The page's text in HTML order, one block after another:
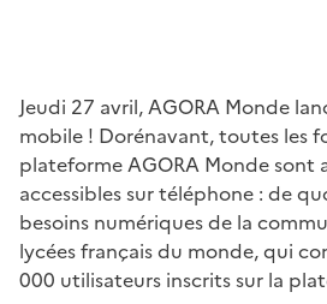
Chapo
Jeudi 27 avril, AGORA Monde
mobile ! Dorénavant, toutes les
plateforme AGORA Monde sont
accessibles sur téléphone : de
besoins numériques de la
lycées français du monde, qui
000 utilisateurs inscrits sur la